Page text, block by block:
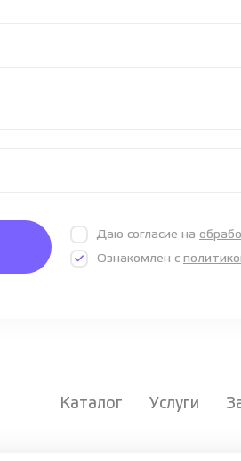
Даю согласие на
Ознакомлен с
Каталог Услуги